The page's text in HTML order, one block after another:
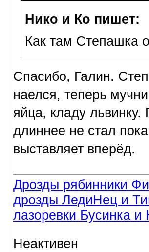
Нико и Ко пишет:
Как там Степашка
Спасибо, Галин.
наелся, теперь
яйца, кладу львинку.
длиннее не стал
выставляет вперёд.
Дрозды рябинники
дрозды ЛедиНец и
лазоревки Бусинка и
Неактивен